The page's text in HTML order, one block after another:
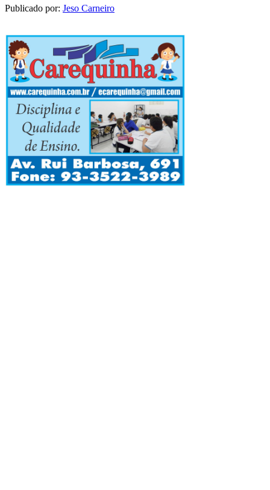
Publicado por: Jeso Carneiro